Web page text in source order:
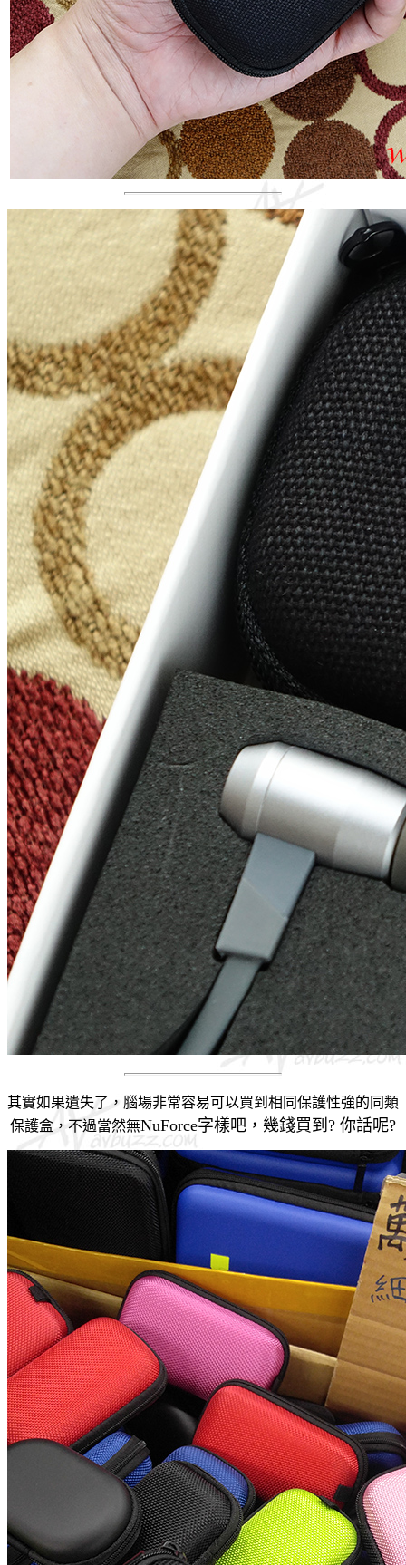
其實如果遺失了，腦場非常容易可以買到相同保護性強的同類
保護盒，不過當然無NuForce字樣吧，幾錢買到? 你話呢?